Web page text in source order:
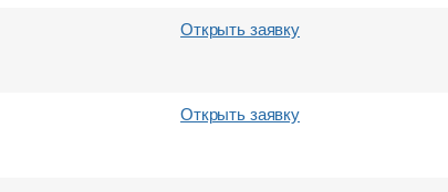
Открыть заявку
Открыть заявку